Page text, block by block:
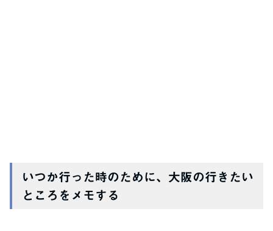
いつか行った時のために、大阪の行きたい
ところをメモする